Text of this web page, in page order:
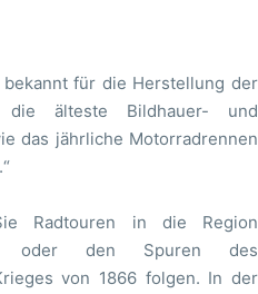
für die Herstellung der
die älteste Bildhauer- und
das jährliche Motorradrennen
Radtouren in die Region
oder den Spuren des
von 1866 folgen. In der